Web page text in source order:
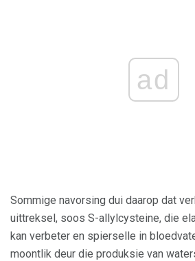
ad
Sommige navorsing dui daarop dat
uittreksel, soos S-allylcysteine, die
kan verbeter en spierselle in
moontlik deur die produksie van